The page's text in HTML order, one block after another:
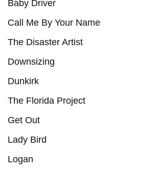
Baby Driver
Call Me By Your Name
The Disaster Artist
Downsizing
Dunkirk
The Florida Project
Get Out
Lady Bird
Logan